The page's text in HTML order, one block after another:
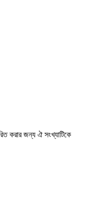
করার জন্য ঐ সংখ্যাটিকে